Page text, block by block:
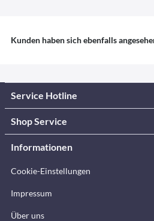
Kunden haben sich ebenfalls
Service Hotline
Shop Service
Informationen
Cookie-Einstellungen
Impressum
Über uns